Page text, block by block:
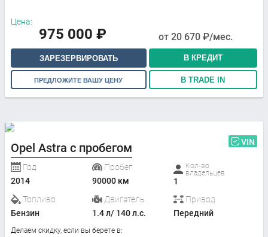
Цена:
975 000 ₽ от 20 670 ₽/мес.
ЗАРЕЗЕРВИРОВАТЬ В КРЕДИТ
ПРЕДЛОЖИТЕ ВАШУ ЦЕНУ В TRADE IN
Opel Astra с пробегом VIN
Год
2014
Пробег
90000 км
Кол-во
владельцев
1
Топливо
Бензин
Двигатель
1.4 л/ 140 л.с.
Привод
Передний
Делаем скидку, если вы берете в: